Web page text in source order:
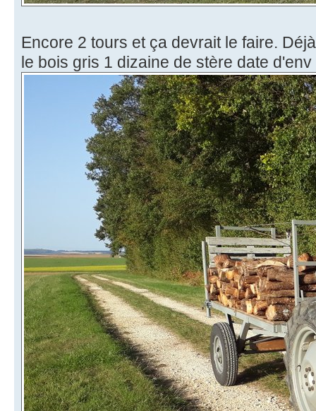
Encore 2 tours et ça devrait le faire.
le bois gris 1 dizaine de stère date d'env